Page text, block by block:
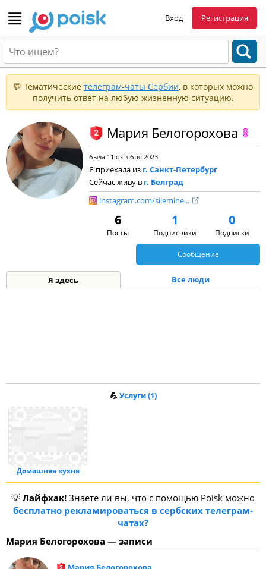
Вход Регистрация
💬 Тематические телеграм-чаты Сербии, в которых можно
получить ответ на любую жизненную ситуацию.
Мария Белогорохова
была 11 октября 2023
Я приехала из г. Санкт-Петербург
Сейчас живу в г. Белград
instagram.com/silemine...
6
Посты
1
Подписчики
0
Подписки
Сообщение
Я здесь Все люди
💪 Услуги (1)
Домашняя кухня
💡 Лайфхак! Знаете ли вы, что с помощью Poisk можно
бесплатно рекламироваться в сербских телеграм-
чатах?
Мария Белогорохова — записи